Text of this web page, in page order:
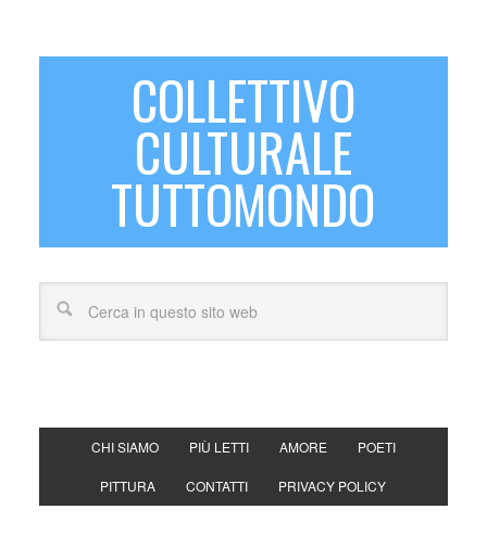
COLLETTIVO
CULTURALE
TUTTOMONDO
CHI SIAMO PIÙ LETTI AMORE POETI
PITTURA CONTATTI PRIVACY POLICY